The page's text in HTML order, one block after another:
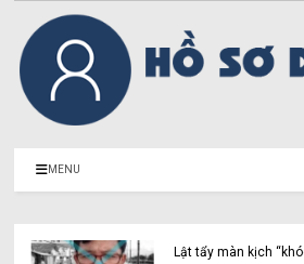
MENU
Lật tẩy màn kịch